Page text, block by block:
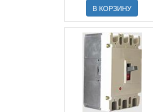
В КОРЗИНУ